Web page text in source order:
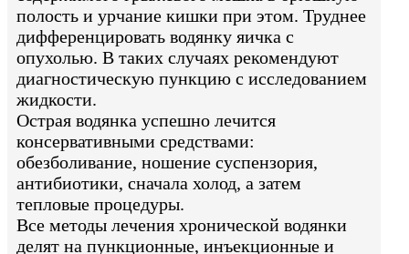
полость и урчание кишки при этом. Труднее
дифференцировать водянку яичка с
опухолью. В таких случаях рекомендуют
диагностическую пункцию с исследованием
жидкости.
Острая водянка успешно лечится
консервативными средствами:
обезболивание, ношение суспензория,
антибиотики, сначала холод, а затем
тепловые процедуры.
Все методы лечения хронической водянки
делят на пункционные, инъекционные и